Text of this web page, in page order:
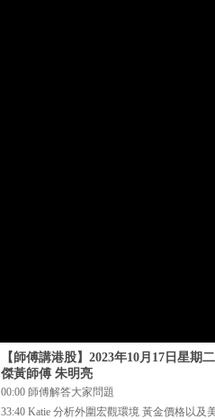
【師傅講港股】2023年10月17日星
傑黃師傅 朱明亮
00:00 師傅解答大家問題
33:40 Katie 分析外圍宏觀環境 黃金價格以及